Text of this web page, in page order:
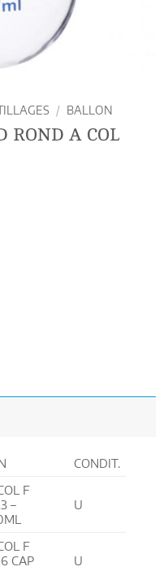
/ BALLON
ROND A COL
CONDIT.
F
–
U
F
CAP
U